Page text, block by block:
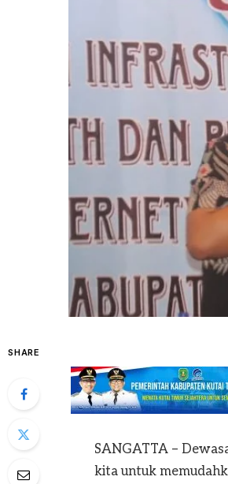
SHARE
SANGATTA –
kita untuk